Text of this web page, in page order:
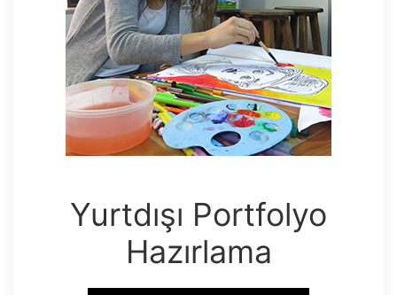
Yurtdışı Portfolyo
Hazırlama